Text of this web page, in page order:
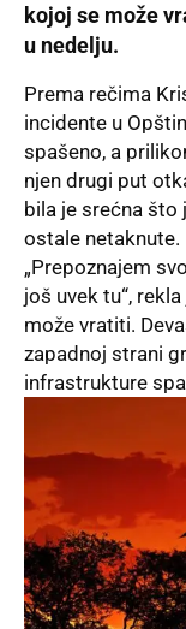
kojoj se može
u nedelju.
Prema rečima
incidente u
spašeno, a
njen drugi put
bila je srećna što
ostale netaknute.
„Prepoznajem
još uvek tu“,
može vratiti.
zapadnoj strani
infrastrukture